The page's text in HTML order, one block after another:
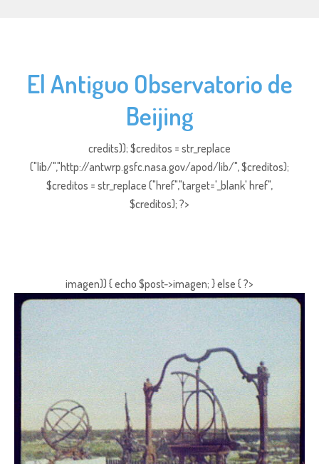
El Antiguo Observatorio de
Beijing
credits)); $creditos = str_replace
("lib/","http://antwrp.gsfc.nasa.gov/apod/lib/", $creditos);
$creditos = str_replace ("href","target='_blank' href",
$creditos); ?>
imagen)) { echo $post->imagen; } else { ?>